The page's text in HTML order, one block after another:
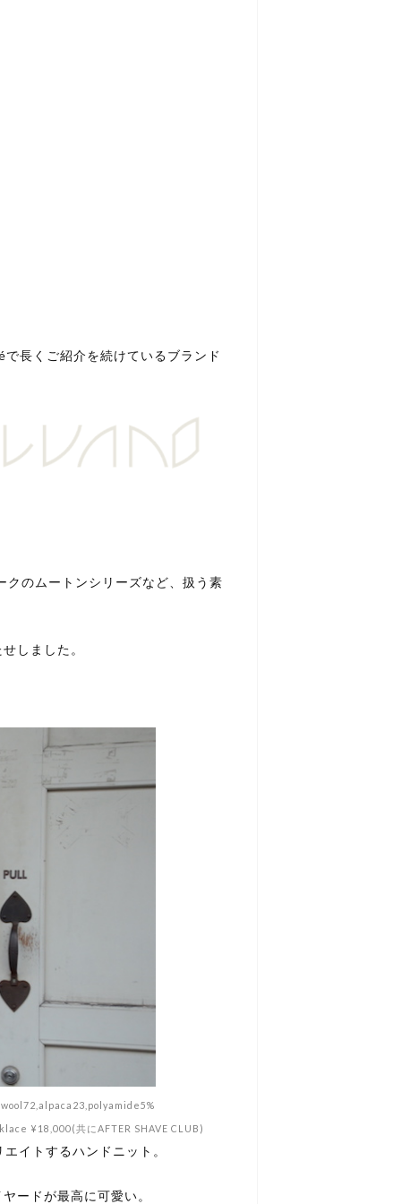
長くご紹介を続けているブランド
のムートンシリーズなど、扱う素
しました。
¥18,000(共にAFTER SHAVE CLUB)
イトするハンドニット。
ードが最高に可愛い。